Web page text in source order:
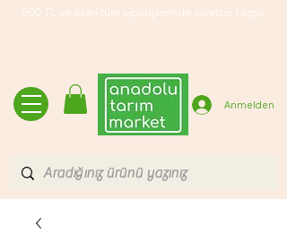
500 TL ve üzeri tüm siparişlerinde ücretsiz kargo
Anmelden